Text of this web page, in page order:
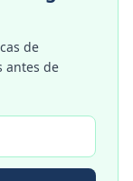
de
antes de